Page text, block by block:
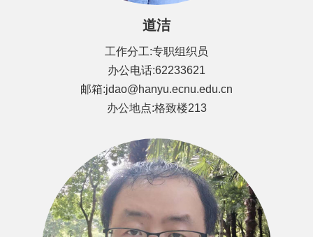
道洁
工作分工:专职组织员
办公电话:62233621
邮箱:jdao@hanyu.ecnu.edu.cn
办公地点:格致楼213